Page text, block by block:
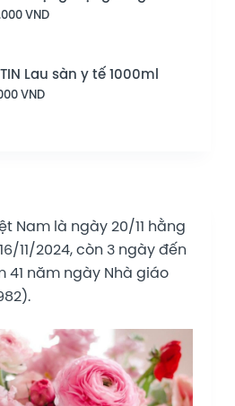
Nam là ngày 20/11 hằng
11/2024, còn 3 ngày đến
41 năm ngày Nhà giáo
VND
Lau sàn y tế 1000ml
VND